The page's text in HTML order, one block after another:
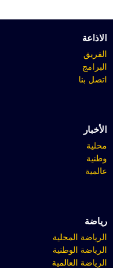
الاذاعة
الفريق
البرامج
اتصل بنا
الأخبار
محلية
وطنية
عالمية
رياضة
الرياضة المحلية
الرياضة الوطنية
الرياضة العالمية